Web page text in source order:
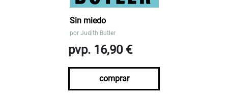
Sin miedo
por Judith Butler
pvp. 16,90 €
comprar